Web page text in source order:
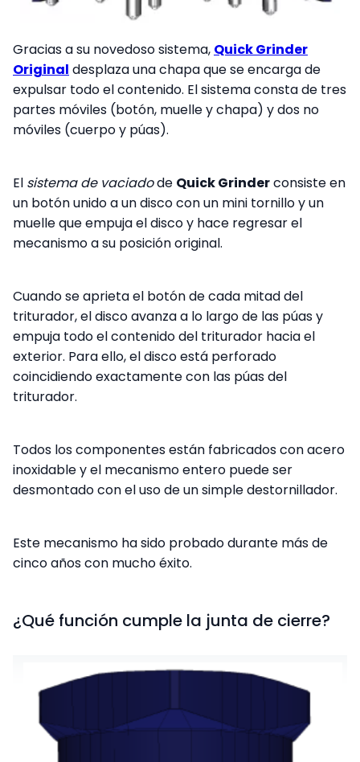
Gracias a su novedoso sistema, Quick Grinder
Original desplaza una chapa que se encarga de
expulsar todo el contenido. El sistema consta de tres
partes móviles (botón, muelle y chapa) y dos no
móviles (cuerpo y púas).
El sistema de vaciadode Quick Grinderconsiste en
un botón unido a un disco con un mini tornillo y un
muelle que empuja el disco y hace regresar el
mecanismo a su posición original.
Cuando se aprieta el botón de cada mitad del
triturador, el disco avanza a lo largo de las púas y
empuja todo el contenido del triturador hacia el
exterior. Para ello, el disco está perforado
coincidiendo exactamente con las púas del
triturador.
Todos los componentes están fabricados con acero
inoxidable y el mecanismo entero puede ser
desmontado con el uso de un simple destornillador.
Este mecanismo ha sido probado durante más de
cinco años con mucho éxito.
¿Qué función cumple la junta de cierre?